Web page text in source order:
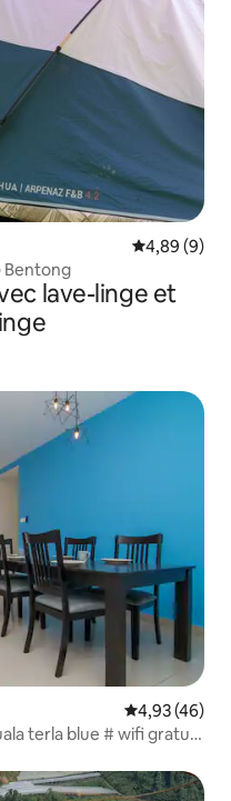
Évaluation
4,89 (9)
Bentong
lave-linge et
Évaluation
4,93 (46)
terla blue # wifi gratuit